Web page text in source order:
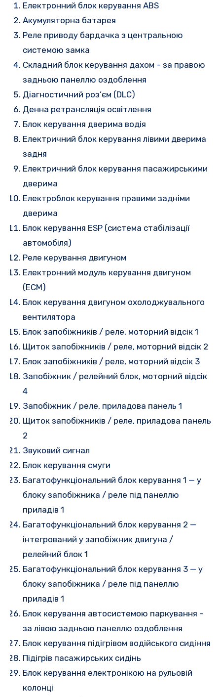
Електронний блок керування ABS
Акумуляторна батарея
Реле приводу бардачка з центральною
системою замка
Складний блок керування дахом – за правою
задньою панеллю оздоблення
Діагностичний роз’єм (DLC)
Денна ретрансляція освітлення
Блок керування дверима водія
Електричний блок керування лівими дверима
задня
Електричний блок керування пасажирськими
дверима
Електроблок керування правими задніми
дверима
Блок керування ESP (система стабілізації
автомобіля)
Реле керування двигуном
Електронний модуль керування двигуном
(ECM)
Блок керування двигуном охолоджувального
вентилятора
Блок запобіжників / реле, моторний відсік 1
Щиток запобіжників / реле, моторний відсік 2
Блок запобіжників / реле, моторний відсік 3
Запобіжник / релейний блок, моторний відсік
4
Запобіжник / реле, приладова панель 1
Щиток запобіжників / реле, приладова панель
2
Звуковий сигнал
Блок керування смуги
Багатофункціональний блок керування 1 — у
блоку запобіжника / реле під панеллю
приладів 1
Багатофункціональний блок керування 2 —
інтегрований у запобіжник двигуна /
релейний блок 1
Багатофункціональний блок керування 3 — у
блоку запобіжника / реле під панеллю
приладів 1
Блок керування автосистемою паркування –
за лівою задньою панеллю оздоблення
Блок керування підігрівом водійського сидіння
Підігрів пасажирських сидінь
Блок керування електронікою на рульовій
колонці